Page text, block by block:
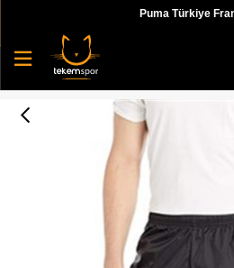
Puma Türkiye